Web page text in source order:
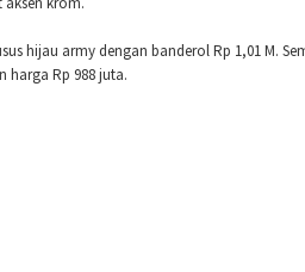
hijau army dengan banderol Rp 1,01 M.
harga Rp 988 juta.